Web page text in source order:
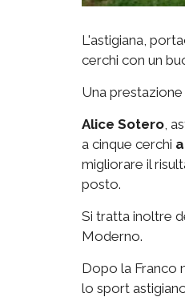
L'astigiana,
cerchi con un
Una
Alice Sotero ,
a cinque cerchi
migliorare il
posto.
Si tratta inoltre
Moderno.
Dopo la Franco
lo sport